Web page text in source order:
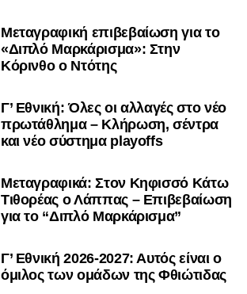
Μεταγραφική επιβεβαίωση για το
«Διπλό Μαρκάρισμα»: Στην
Κόρινθο ο Ντότης
Γ’ Εθνική: Όλες οι αλλαγές στο νέο
πρωτάθλημα – Κλήρωση, σέντρα
και νέο σύστημα playoffs
Μεταγραφικά: Στον Κηφισσό Κάτω
Τιθορέας ο Λάππας – Επιβεβαίωση
για το “Διπλό Μαρκάρισμα”
Γ’ Εθνική 2026-2027: Αυτός είναι ο
όμιλος των ομάδων της Φθιώτιδας